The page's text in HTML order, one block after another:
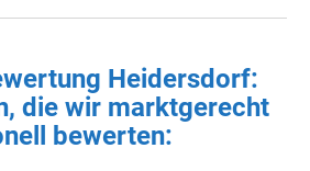
Heidersdorf:
die wir marktgerecht
bewerten: